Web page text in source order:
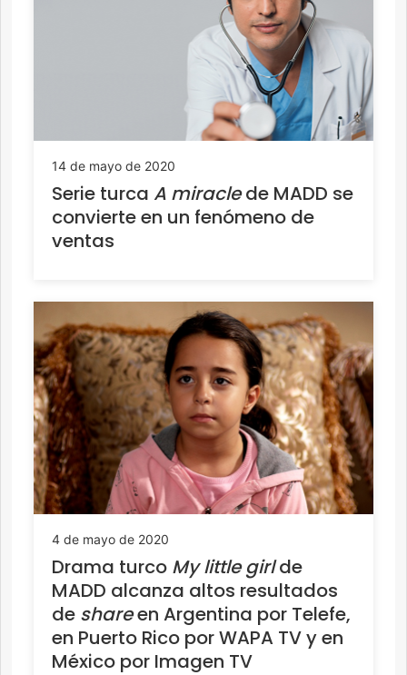
14 de mayo de 2020
Serie turca A miraclede MADD se
convierte en un fenómeno de
ventas
4 de mayo de 2020
Drama turco My little girlde
MADD alcanza altos resultados
de shareen Argentina por Telefe,
en Puerto Rico por WAPA TV y en
México por Imagen TV